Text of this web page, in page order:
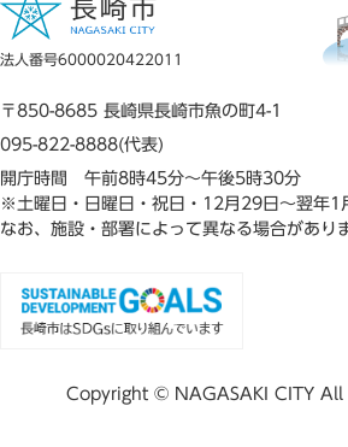
法人番号6000020422011
〒850-8685 長崎県長崎市魚の町4-1
095-822-8888(代表)
開庁時間 午前8時45分～午後5時30分
※土曜日・日曜日・祝日・12月29日～翌年1
なお、施設・部署によって異なる場合があり
Copyright © NAGASAKI CITY All